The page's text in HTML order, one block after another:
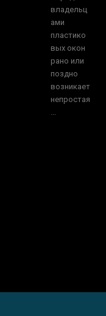
владельц
ами
пластико
вых окон
рано или
поздно
возникает
непростая